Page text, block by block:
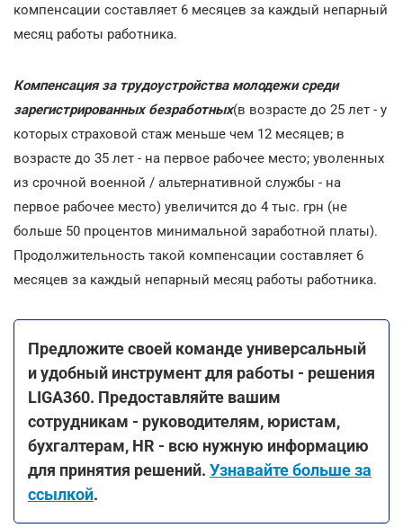
компенсации составляет 6 месяцев за каждый непарный
месяц работы работника.
Компенсация за трудоустройства молодежи среди
зарегистрированных безработных(в возрасте до 25 лет - у
которых страховой стаж меньше чем 12 месяцев; в
возрасте до 35 лет - на первое рабочее место; уволенных
из срочной военной / альтернативной службы - на
первое рабочее место) увеличится до 4 тыс. грн (не
больше 50 процентов минимальной заработной платы).
Продолжительность такой компенсации составляет 6
месяцев за каждый непарный месяц работы работника.
Предложите своей команде универсальный
и удобный инструмент для работы - решения
LIGA360. Предоставляйте вашим
сотрудникам - руководителям, юристам,
бухгалтерам, HR - всю нужную информацию
для принятия решений. Узнавайте больше за
ссылкой.